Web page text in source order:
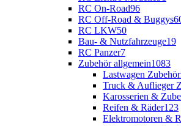
RC On-Road96
RC Off-Road & Buggys
RC LKW50
Bau- & Nutzfahrzeuge19
RC Panzer7
Zubehör allgemein1083
Lastwagen Zubehör
Truck & Auflieger
Karosserien &
Reifen & Räder123
Elektromotoren &